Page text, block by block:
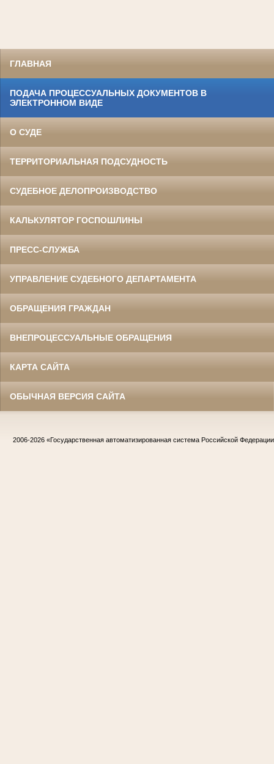
ГЛАВНАЯ
ПОДАЧА ПРОЦЕССУАЛЬНЫХ ДОКУМЕНТОВ В
ЭЛЕКТРОННОМ ВИДЕ
О СУДЕ
ТЕРРИТОРИАЛЬНАЯ ПОДСУДНОСТЬ
СУДЕБНОЕ ДЕЛОПРОИЗВОДСТВО
КАЛЬКУЛЯТОР ГОСПОШЛИНЫ
ПРЕСС-СЛУЖБА
УПРАВЛЕНИЕ СУДЕБНОГО ДЕПАРТАМЕНТА
ОБРАЩЕНИЯ ГРАЖДАН
ВНЕПРОЦЕССУАЛЬНЫЕ ОБРАЩЕНИЯ
КАРТА САЙТА
ОБЫЧНАЯ ВЕРСИЯ САЙТА
2006-2026 «Государственная автоматизированная система Российской